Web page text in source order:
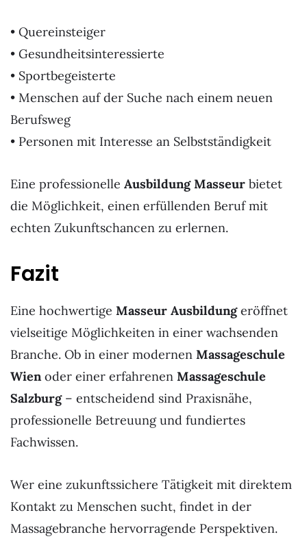
• Quereinsteiger
• Gesundheitsinteressierte
• Sportbegeisterte
• Menschen auf der Suche nach einem neuen
Berufsweg
• Personen mit Interesse an Selbstständigkeit
Eine professionelle Ausbildung Masseur bietet
die Möglichkeit, einen erfüllenden Beruf mit
echten Zukunftschancen zu erlernen.
Fazit
Eine hochwertige Masseur Ausbildungeröffnet
vielseitige Möglichkeiten in einer wachsenden
Branche. Ob in einer modernen Massageschule
Wienoder einer erfahrenen Massageschule
Salzburg– entscheidend sind Praxisnähe,
professionelle Betreuung und fundiertes
Fachwissen.
Wer eine zukunftssichere Tätigkeit mit direktem
Kontakt zu Menschen sucht, findet in der
Massagebranche hervorragende Perspektiven.